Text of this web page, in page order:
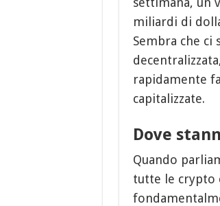
miliardi di
Sembra che ci
rapidamente
capitalizzate.
Dove
Quando
tutte le crypto